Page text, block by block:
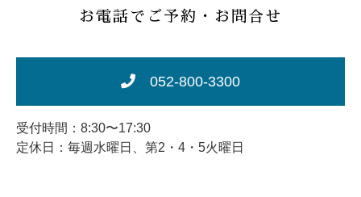
お電話でご予約・お問合せ
052-800-3300
受付時間：8:30〜17:30
定休日：毎週水曜日、第2・4・5火曜日